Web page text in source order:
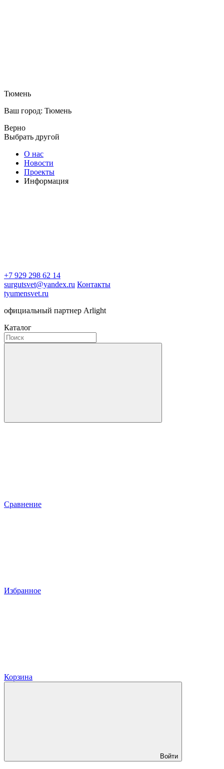
Тюмень
Ваш город: Тюмень
Верно
Выбрать другой
О нас
Новости
Проекты
Информация
+7 929 298 62 14
surgutsvet@yandex.ru Контакты
tyumensvet.ru
официальный партнер Arlight
Каталог
Сравнение
Избранное
Корзина
Войти